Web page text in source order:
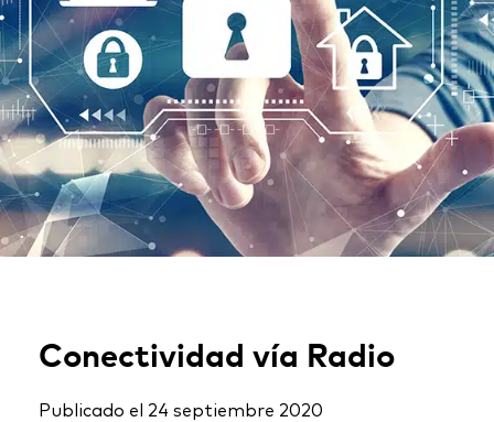
Conectividad vía Radio
Publicado el 24 septiembre 2020